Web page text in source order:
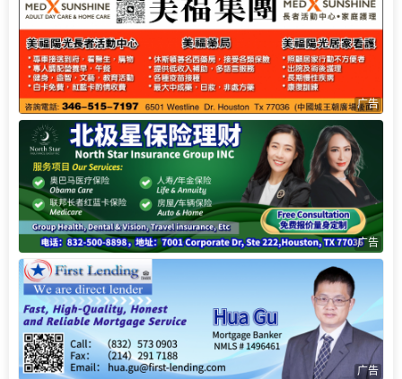
广告
广告
广告